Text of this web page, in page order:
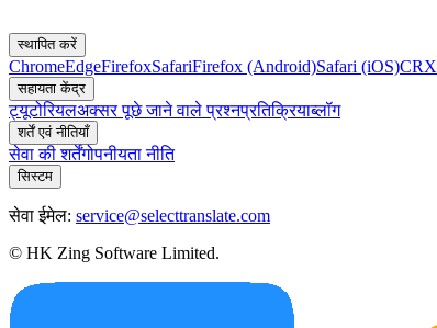
स्थापित करें
ChromeEdgeFirefoxSafariFirefox (Android)Safari (iOS)CRX
सहायता केंद्र
ट्यूटोरियलअक्सर पूछे जाने वाले प्रश्नप्रतिक्रियाब्लॉग
शर्तें एवं नीतियाँ
सेवा की शर्तेंगोपनीयता नीति
सिस्टम
सेवा ईमेल: service@selecttranslate.com
© HK Zing Software Limited.